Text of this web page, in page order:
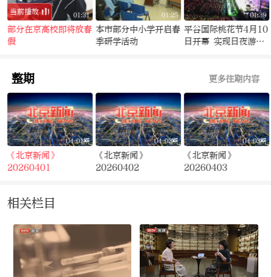
01:31
当前播放
部分在京高校即将放春
假
01:25
本市部分中小学开启春
季研学活动
01:39
平谷国际桃花节4月10
日开幕 实现日夜游玩
整期 更多往期内容
04-01期
《北京新闻》
20260401
04-02期
《北京新闻》
20260402
04-03期
《北京新闻》
20260403
相关栏目